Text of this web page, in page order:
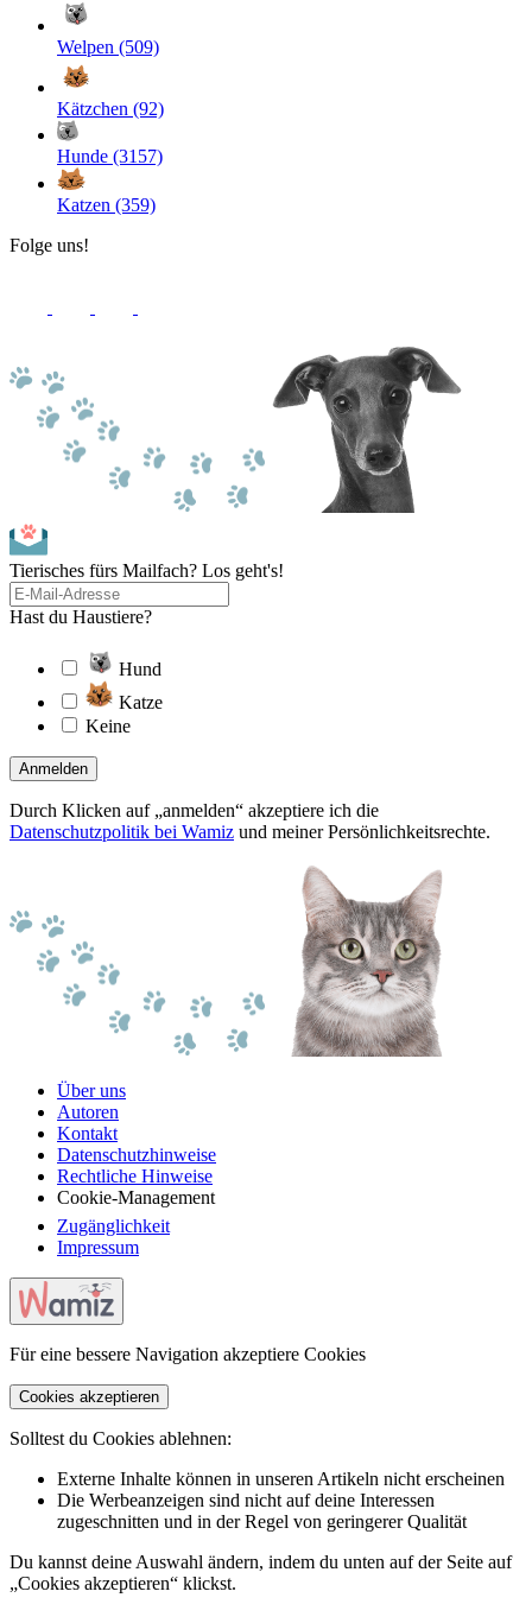
Welpen (509)
Kätzchen (92)
Hunde (3157)
Katzen (359)
Folge uns!
Tierisches fürs Mailfach? Los geht's!
Hast du Haustiere?
Hund
Katze
Keine
Anmelden
Durch Klicken auf „anmelden“ akzeptiere ich die
Datenschutzpolitik bei Wamiz und meiner Persönlichkeitsrechte.
Über uns
Autoren
Kontakt
Datenschutzhinweise
Rechtliche Hinweise
Cookie-Management
Zugänglichkeit
Impressum
Für eine bessere Navigation akzeptiere Cookies
Cookies akzeptieren
Solltest du Cookies ablehnen:
Externe Inhalte können in unseren Artikeln nicht erscheinen
Die Werbeanzeigen sind nicht auf deine Interessen
zugeschnitten und in der Regel von geringerer Qualität
Du kannst deine Auswahl ändern, indem du unten auf der Seite auf
„Cookies akzeptieren“ klickst.